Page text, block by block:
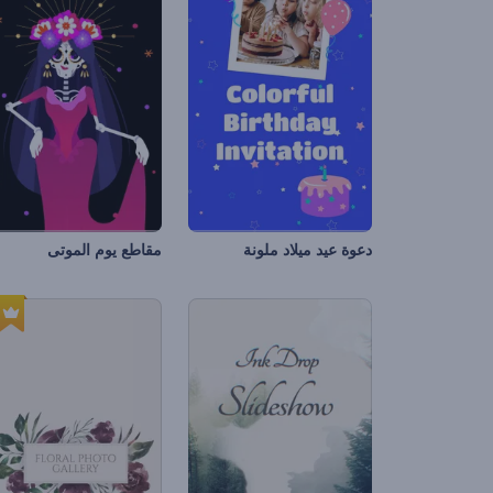
دعوة عيد ميلاد ملونة مقاطع يوم الموتى